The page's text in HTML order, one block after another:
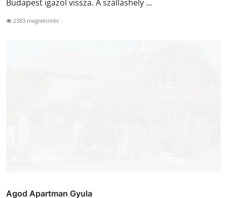
Budapest igazol vissza. A szálláshely ...
2383 megtekintés
Agod Apartman Gyula